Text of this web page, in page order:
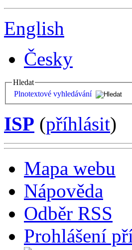
English
Česky
Hledat
Plnotextové vyhledávání
ISP (příhlásit)
Mapa webu
Nápověda
Odběr RSS
Prohlášení